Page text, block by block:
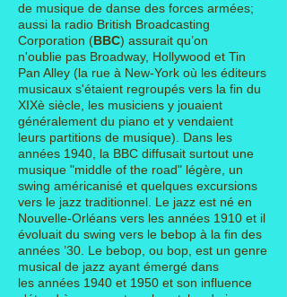
de musique de danse des forces armées;
aussi la radio British Broadcasting
Corporation (BBC) assurait qu’on
n'oublie pas Broadway, Hollywood et Tin
Pan Alley (la rue à New-York où les éditeurs
musicaux s'étaient regroupés vers la fin du
XIXè siècle, les musiciens y jouaient
généralement du piano et y vendaient
leurs partitions de musique). Dans les
années 1940, la BBC diffusait surtout une
musique "middle of the road" légère, un
swing américanisé et quelques excursions
vers le jazz traditionnel. Le jazz est né en
Nouvelle-Orléans vers les années 1910 et il
évoluait du swing vers le bebop à la fin des
années ’30. Le bebop, ou bop, est un genre
musical de jazz ayant émergé dans
les années 1940 et 1950 et son influence